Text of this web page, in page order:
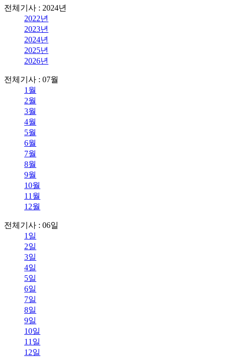
전체기사 : 2024년
2022년
2023년
2024년
2025년
2026년
전체기사 : 07월
1월
2월
3월
4월
5월
6월
7월
8월
9월
10월
11월
12월
전체기사 : 06일
1일
2일
3일
4일
5일
6일
7일
8일
9일
10일
11일
12일